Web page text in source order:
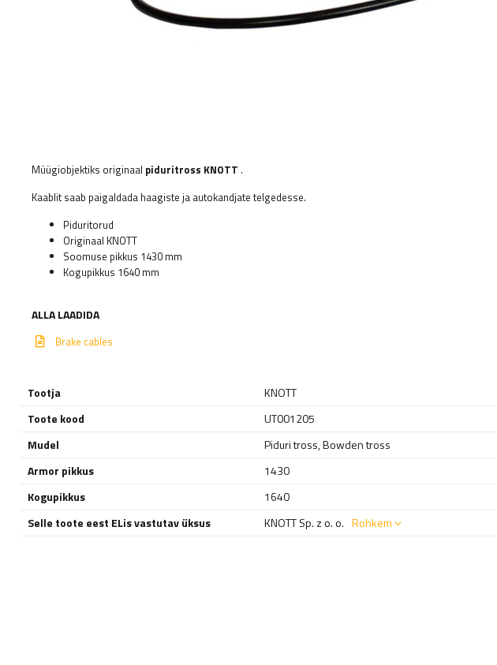
Müügiobjektiks originaal piduritross KNOTT .
Kaablit saab paigaldada haagiste ja autokandjate telgedesse.
Piduritorud
Originaal KNOTT
Soomuse pikkus 1430 mm
Kogupikkus 1640 mm
ALLA LAADIDA
Brake cables
Tootja
KNOTT
Toote kood
UT001205
Mudel
Piduri tross, Bowden tross
Armor pikkus
1430
Kogupikkus
1640
Selle toote eest ELis vastutav üksus
KNOTT Sp. z o. o. Rohkem